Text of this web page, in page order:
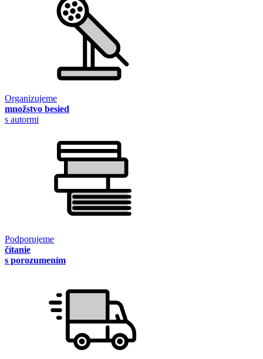
Organizujeme
množstvo besied
s autormi
Podporujeme
čítanie
s porozumením